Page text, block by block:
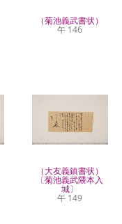
（菊池義武書状）
午 146
（大友義鎮書状）
〔菊池義武隈本入
城〕
午 149